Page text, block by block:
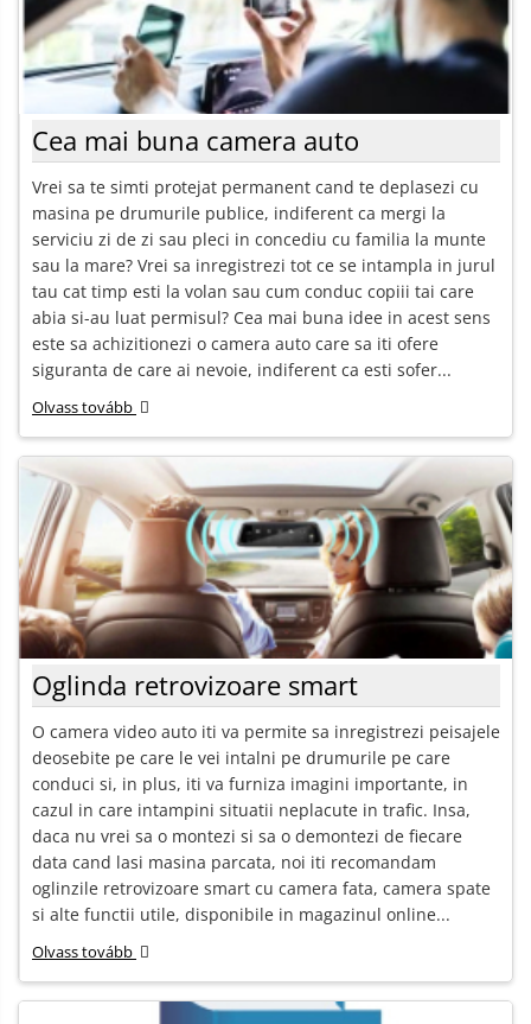
Cea mai buna camera auto
Vrei sa te simti protejat permanent cand te deplasezi cu
masina pe drumurile publice, indiferent ca mergi la
serviciu zi de zi sau pleci in concediu cu familia la munte
sau la mare? Vrei sa inregistrezi tot ce se intampla in jurul
tau cat timp esti la volan sau cum conduc copiii tai care
abia si-au luat permisul? Cea mai buna idee in acest sens
este sa achizitionezi o camera auto care sa iti ofere
siguranta de care ai nevoie, indiferent ca esti sofer...
Olvass tovább
Oglinda retrovizoare smart
O camera video auto iti va permite sa inregistrezi peisajele
deosebite pe care le vei intalni pe drumurile pe care
conduci si, in plus, iti va furniza imagini importante, in
cazul in care intampini situatii neplacute in trafic. Insa,
daca nu vrei sa o montezi si sa o demontezi de fiecare
data cand lasi masina parcata, noi iti recomandam
oglinzile retrovizoare smart cu camera fata, camera spate
si alte functii utile, disponibile in magazinul online...
Olvass tovább